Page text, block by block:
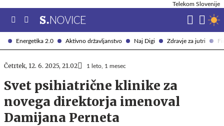
Energetika 2.0 Aktivno državljanstvo Naj Digi Zdravje za jutri
Telekom Slovenije
Četrtek, 12. 6. 2025, 21.02 1 leto, 1 mesec
Svet psihiatrične klinike za
novega direktorja imenoval
Damijana Perneta